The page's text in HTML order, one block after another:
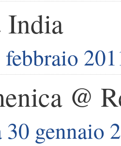
febbraio
@
gennaio